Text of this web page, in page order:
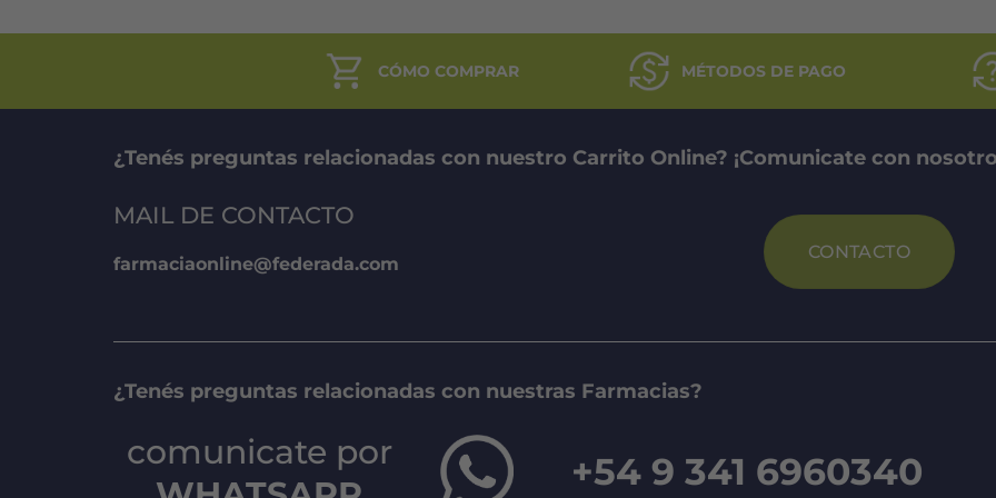
CÓMO COMPRAR MÉTODOS DE PAGO
¿Tenés preguntas relacionadas con nuestro Carrito Online? ¡Comunicate con
MAIL DE CONTACTO
farmaciaonline@federada.com
CONTACTO
¿Tenés preguntas relacionadas con nuestras Farmacias?
comunicate por
+54 9 341 6960340